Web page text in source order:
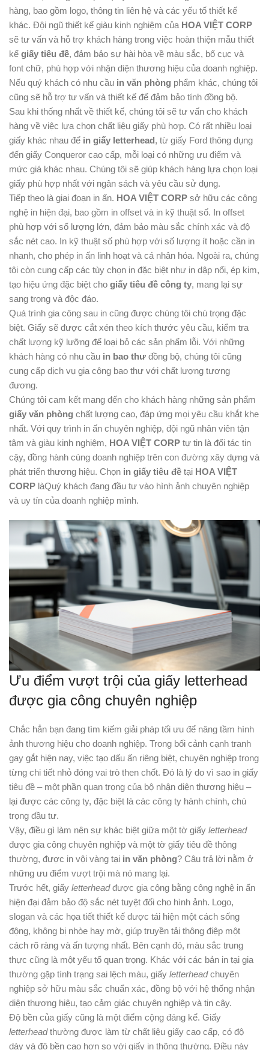
hàng, bao gồm logo, thông tin liên hệ và các yếu tố thiết kế
khác. Đội ngũ thiết kế giàu kinh nghiệm của HOA VIỆT CORP
sẽ tư vấn và hỗ trợ khách hàng trong việc hoàn thiện mẫu thiết
kế giấy tiêu đề, đảm bảo sự hài hòa về màu sắc, bố cục và
font chữ, phù hợp với nhận diện thương hiệu của doanh nghiệp.
Nếu quý khách có nhu cầu in văn phòng phẩm khác, chúng tôi
cũng sẽ hỗ trợ tư vấn và thiết kế để đảm bảo tính đồng bộ.
Sau khi thống nhất về thiết kế, chúng tôi sẽ tư vấn cho khách
hàng về việc lựa chọn chất liệu giấy phù hợp. Có rất nhiều loại
giấy khác nhau để in giấy letterhead, từ giấy Ford thông dụng
đến giấy Conqueror cao cấp, mỗi loại có những ưu điểm và
mức giá khác nhau. Chúng tôi sẽ giúp khách hàng lựa chọn loại
giấy phù hợp nhất với ngân sách và yêu cầu sử dụng.
Tiếp theo là giai đoạn in ấn. HOA VIỆT CORP sở hữu các công
nghệ in hiện đại, bao gồm in offset và in kỹ thuật số. In offset
phù hợp với số lượng lớn, đảm bảo màu sắc chính xác và độ
sắc nét cao. In kỹ thuật số phù hợp với số lượng ít hoặc cần in
nhanh, cho phép in ấn linh hoạt và cá nhân hóa. Ngoài ra, chúng
tôi còn cung cấp các tùy chọn in đặc biệt như in dập nổi, ép kim,
tạo hiệu ứng đặc biệt cho giấy tiêu đề công ty, mang lại sự
sang trọng và độc đáo.
Quá trình gia công sau in cũng được chúng tôi chú trọng đặc
biệt. Giấy sẽ được cắt xén theo kích thước yêu cầu, kiểm tra
chất lượng kỹ lưỡng để loại bỏ các sản phẩm lỗi. Với những
khách hàng có nhu cầu in bao thư đồng bộ, chúng tôi cũng
cung cấp dịch vụ gia công bao thư với chất lượng tương
đương.
Chúng tôi cam kết mang đến cho khách hàng những sản phẩm
giấy văn phòng chất lượng cao, đáp ứng mọi yêu cầu khắt khe
nhất. Với quy trình in ấn chuyên nghiệp, đội ngũ nhân viên tận
tâm và giàu kinh nghiệm, HOA VIỆT CORP tự tin là đối tác tin
cậy, đồng hành cùng doanh nghiệp trên con đường xây dựng và
phát triển thương hiệu. Chọn in giấy tiêu đề tại HOA VIỆT
CORP làQuý khách đang đầu tư vào hình ảnh chuyên nghiệp
và uy tín của doanh nghiệp mình.
Ưu điểm vượt trội của giấy letterhead
được gia công chuyên nghiệp
Chắc hẳn bạn đang tìm kiếm giải pháp tối ưu để nâng tầm hình
ảnh thương hiệu cho doanh nghiệp. Trong bối cảnh cạnh tranh
gay gắt hiện nay, việc tạo dấu ấn riêng biệt, chuyên nghiệp trong
từng chi tiết nhỏ đóng vai trò then chốt. Đó là lý do vì sao in giấy
tiêu đề – một phần quan trọng của bộ nhận diện thương hiệu –
lại được các công ty, đặc biệt là các công ty hành chính, chú
trọng đầu tư.
Vậy, điều gì làm nên sự khác biệt giữa một tờ giấy letterhead
được gia công chuyên nghiệp và một tờ giấy tiêu đề thông
thường, được in vội vàng tại in văn phòng? Câu trả lời nằm ở
những ưu điểm vượt trội mà nó mang lại.
Trước hết, giấy letterheadđược gia công bằng công nghệ in ấn
hiện đại đảm bảo độ sắc nét tuyệt đối cho hình ảnh. Logo,
slogan và các họa tiết thiết kế được tái hiện một cách sống
động, không bị nhòe hay mờ, giúp truyền tải thông điệp một
cách rõ ràng và ấn tượng nhất. Bên cạnh đó, màu sắc trung
thực cũng là một yếu tố quan trọng. Khác với các bản in tại gia
thường gặp tình trạng sai lệch màu, giấy letterheadchuyên
nghiệp sở hữu màu sắc chuẩn xác, đồng bộ với hệ thống nhận
diện thương hiệu, tạo cảm giác chuyên nghiệp và tin cậy.
Độ bền của giấy cũng là một điểm cộng đáng kể. Giấy
letterheadthường được làm từ chất liệu giấy cao cấp, có độ
dày và độ bền cao hơn so với giấy in thông thường. Điều này